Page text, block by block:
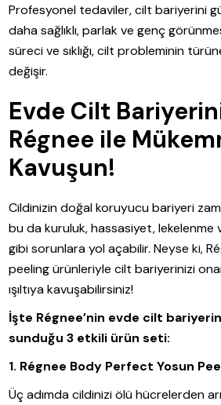
Profesyonel tedaviler, cilt bariyerini
daha sağlıklı, parlak ve genç
süreci ve sıklığı, cilt probleminin
değişir.
Evde Cilt
Régnee ile
Kavuşun!
Cildinizin doğal koruyucu bariyeri
bu da kuruluk, hassasiyet, lekelenme
gibi sorunlara yol açabilir. Neyse ki,
peeling ürünleriyle cilt bariyerinizi
ışıltıya kavuşabilirsiniz!
İşte Régnee’nin evde cilt
sunduğu 3 etkili ürün seti:
1. Régnee Body Perfect Yosun
Üç adımda cildinizi ölü hücrelerden